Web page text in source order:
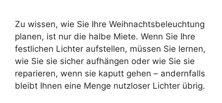
Zu wissen, wie Sie Ihre Weihnachtsbeleuchtung
planen, ist nur die halbe Miete. Wenn Sie Ihre
festlichen Lichter aufstellen, müssen Sie lernen,
wie Sie sie sicher aufhängen oder wie Sie sie
reparieren, wenn sie kaputt gehen – andernfalls
bleibt Ihnen eine Menge nutzloser Lichter übrig.